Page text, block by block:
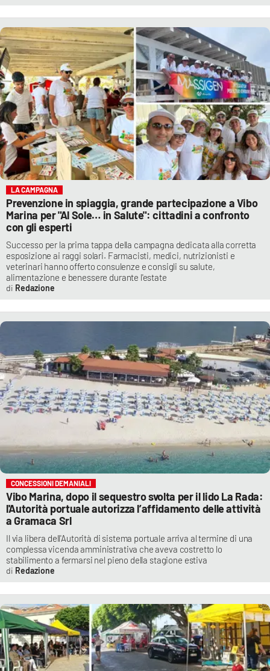
LA CAMPAGNA
Prevenzione in spiaggia, grande partecipazione a Vibo
Marina per "Al Sole… in Salute": cittadini a confronto
con gli esperti
Successo per la prima tappa della campagna dedicata alla corretta
esposizione ai raggi solari. Farmacisti, medici, nutrizionisti e
veterinari hanno offerto consulenze e consigli su salute,
alimentazione e benessere durante l'estate
Redazione
CONCESSIONI DEMANIALI
Vibo Marina, dopo il sequestro svolta per il lido La Rada:
l'Autorità portuale autorizza l’affidamento delle attività
a Gramaca Srl
Il via libera dell'Autorità di sistema portuale arriva al termine di una
complessa vicenda amministrativa che aveva costretto lo
stabilimento a fermarsi nel pieno della stagione estiva
Redazione